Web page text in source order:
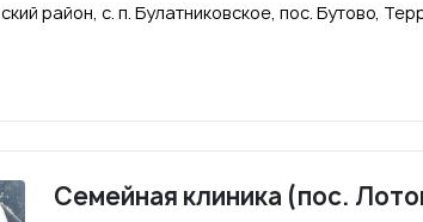
район, с. п. Булатниковское, пос. Бутово,
Семейная клиника (пос.